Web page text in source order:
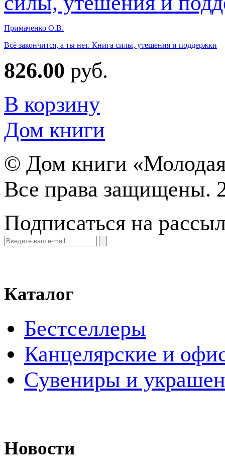
Примаченко О.В.
Всё закончится, а ты нет. Книга силы, утешения и поддержки
826.00 руб.
В корзину
Дом книги
© Дом книги
Все права защищены.
Подписаться на
Каталог
Бестселлеры
Канцелярские и
Cувениры и
Новости